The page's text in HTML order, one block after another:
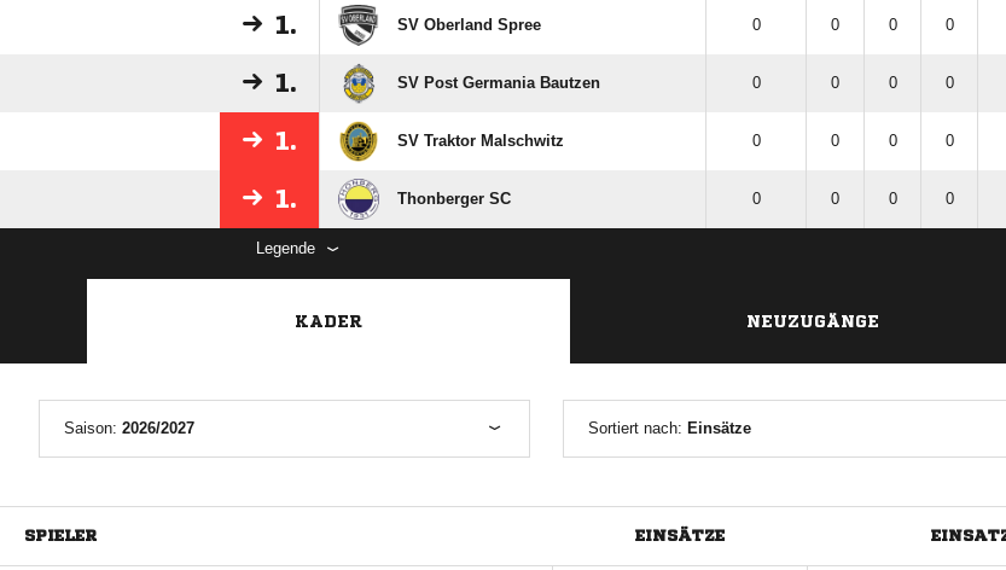
1. SV Oberland Spree 0 0 0 0
1. SV Post Germania Bautzen 0 0 0 0
1. SV Traktor Malschwitz 0 0 0 0
1. Thonberger SC 0 0 0 0
Legende
KADER NEUZUGÄNGE
Saison: 2026/2027 Sortiert nach: Einsätze
SPIELER EINSÄTZE